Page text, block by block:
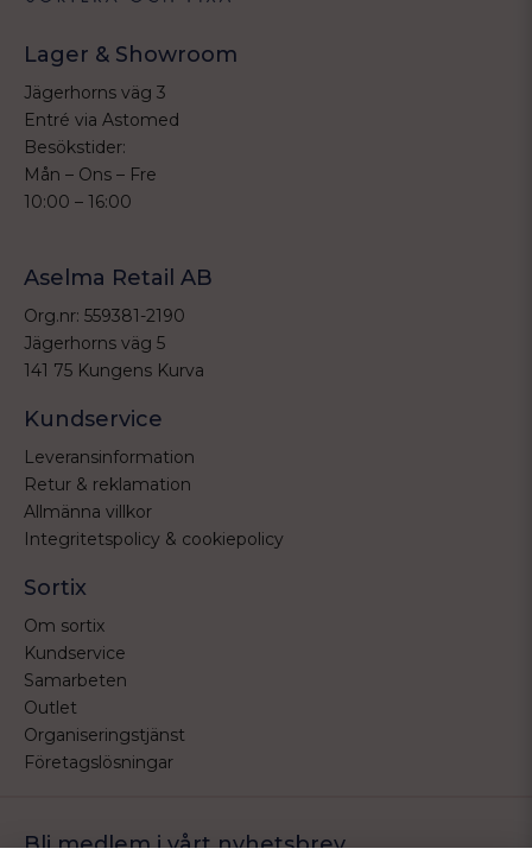
Lager & Showroom
Jägerhorns väg 3
Entré via Astomed
Besökstider:
Mån – Ons – Fre
10:00 – 16:00
Aselma Retail AB
Org.nr: 559381-2190
Jägerhorns väg 5
141 75 Kungens Kurva
Kundservice
Leveransinformation
Retur & reklamation
Allmänna villkor
Integritetspolicy & cookiepolicy
Sortix
Om sortix
Kundservice
Samarbeten
Outlet
Organiseringstjänst
Företagslösningar
Bli medlem i vårt nyhetsbrev